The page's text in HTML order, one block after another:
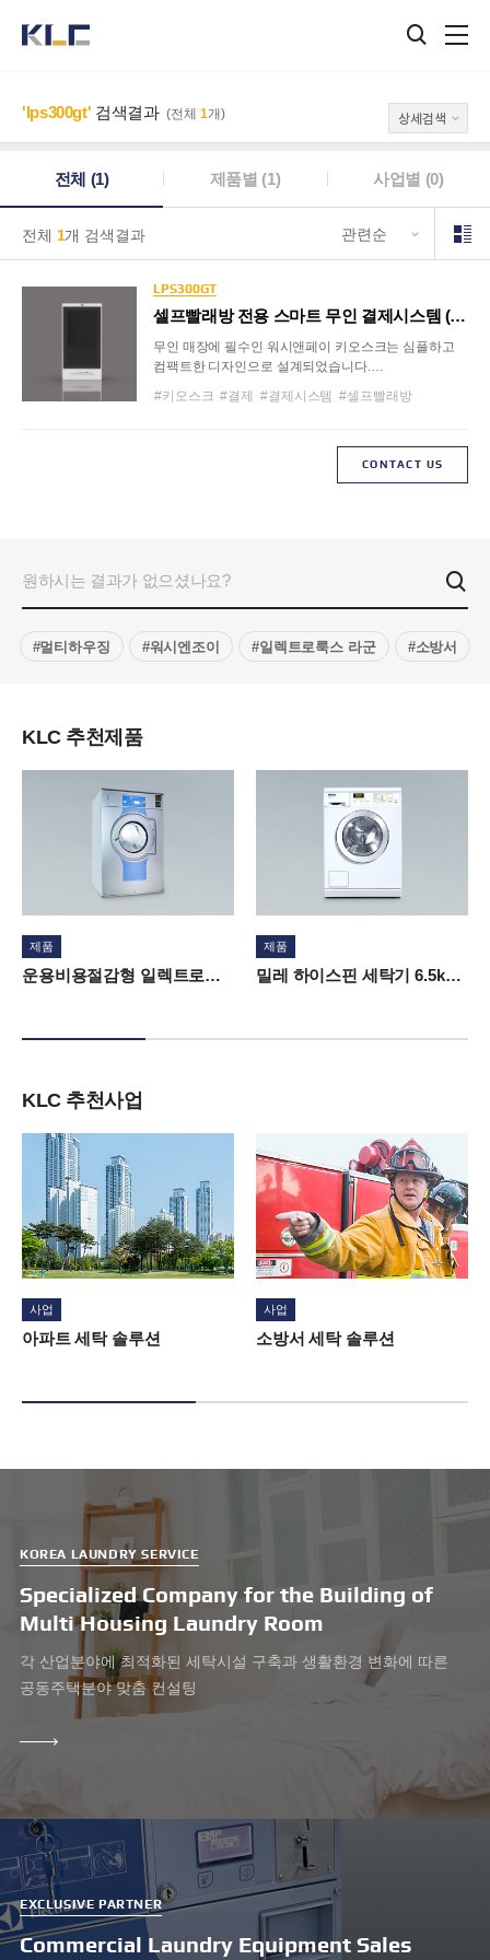
검색창
'lps300gt' 검색결과 (전체 1개) 상세검색
전체 (1) 제품별 (1) 사업별 (0)
전체 1개 검색결과
검색
결과
선택해주세요
LPS300GT
셀프빨래방 전용 스마트 무인 결제시스템 (키오스크)
무인 매장에 필수인 워시앤페이 키오스크는 심플하고
컴팩트한 디자인으로 설계되었습니다.
최적화되어 있습니다.
#키오스크 #결제 #결제시스템 #셀프빨래방
#코인빨래방
CONTACT US
원하시는 결과가 없으셨나요?
검색
#멀티하우징 #워시엔조이 #일렉트로룩스 라군 #소방서
KLC 추천제품
제품
운용비용절감형 일렉트로룩스 세탁기 28kg · W5250N
제품
밀레 하이스핀 세탁기 6.5kg · PW5065
KLC 추천사업
사업
아파트 세탁 솔루션
사업
소방서 세탁 솔루션
KOREA LAUNDRY SERVICE
Specialized Company for the Building of
Multi Housing Laundry Room
각 산업분야에 최적화된 세탁시설 구축과 생활환경 변화에 따른
공동주택분야 맞춤 컨설팅
LEARN
EXCLUSIVE PARTNER
Commercial Laundry Equipment Sales